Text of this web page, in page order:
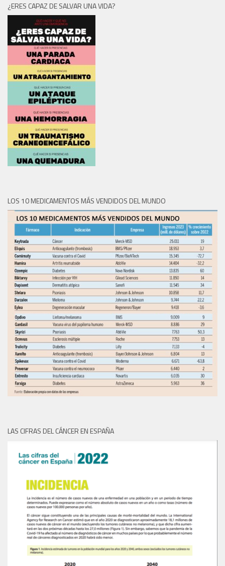
¿ERES CAPAZ DE SALVAR UNA VIDA?
LOS 10 MEDICAMENTOS MÁS VENDIDOS DEL MUNDO
LAS CIFRAS DEL CÁNCER EN ESPAÑA